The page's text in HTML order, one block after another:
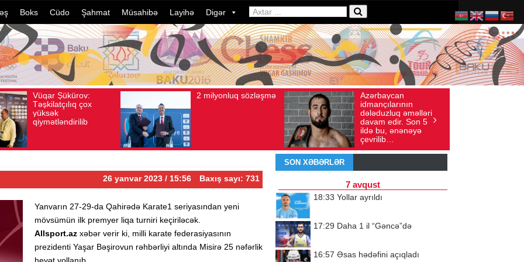
Boks Cüdo Şahmat Müsahibə Layihə Digər
2 milyonluq sözləşmə
Avqust 04, 2026
Azərbaycan
idmançılarının
dələduzluq əməlləri
davam edir. Son 5
ildə bu, ənənəyə
Baxış sayı: 136
Avqust 04, 2026
Ad gününü vətənində
qeyd etməsə də,
ürəyi hər zaman
doğma yurdu ilə
döyünür
İyul 30, 2026
26 yanvar 2023 / 15:56 Baxış sayı: 731
Yanvarın 27-29-da Qahirədə Karate1 seriyasından yeni
mövsümün ilk premyer liqa turniri keçiriləcək.
Allsport.az xəbər verir ki, milli karate federasiyasının
prezidenti Yaşar Bəşirovun rəhbərliyi altında Misirə 25 nəfərlik
SON XƏBƏRLƏR
7 avqust
18:33 Yollar ayrıldı
17:29 Daha 1 il “Gəncə”də
16:57 Əsas hədəfini açıqladı